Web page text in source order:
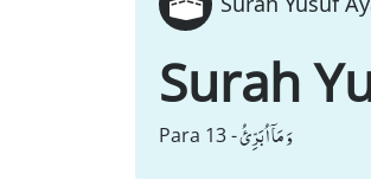
Surah
Para 13 -وَ مَاۤ اُبَرِّئُ